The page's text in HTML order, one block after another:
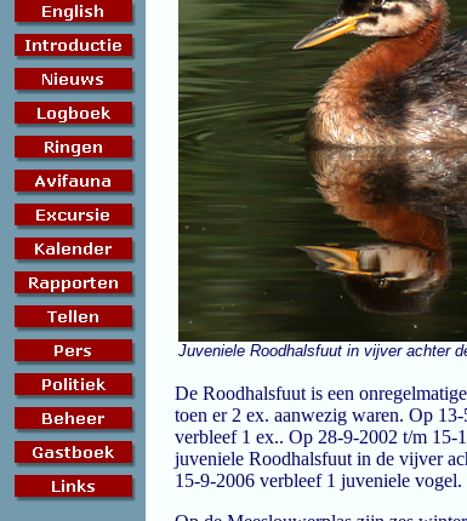
Juveniele Roodhalsfuut in vijver achter
De Roodhalsfuut is een
toen er 2 ex. aanwezig waren. Op
verbleef 1 ex.. Op 28-9-2002 t/m 15-
juveniele Roodhalsfuut in de vijver
15-9-2006 verbleef 1 juveniele vogel.